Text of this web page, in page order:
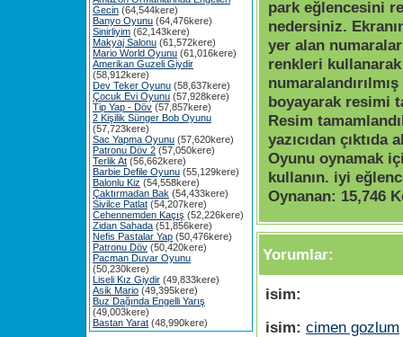
Gecin (64,544kere)
Banyo Oyunu (64,476kere)
Sinirliyim (62,143kere)
Makyaj Salonu (61,572kere)
Mario World Oyunu (61,016kere)
Amerikan Guzeli Giydir
(58,912kere)
Dev Teker Oyunu (58,637kere)
Çocuk Evi Oyunu (57,928kere)
Tip Yap - Döv (57,857kere)
2 Kişilik Sünger Bob Oyunu
(57,723kere)
Sac Yapma Oyunu (57,620kere)
Patronu Döv 2 (57,050kere)
Terlik At (56,662kere)
Barbie Defile Oyunu (55,129kere)
Balonlu Kiz (54,558kere)
Çaktırmadan Bak (54,433kere)
Sivilce Patlat (54,207kere)
Cehennemden Kaçış (52,226kere)
Zidan Sahada (51,856kere)
Nefis Pastalar Yap (50,476kere)
Patronu Döv (50,420kere)
Pacman Duvar Oyunu
(50,230kere)
Liseli Kız Giydir (49,833kere)
Asik Mario (49,395kere)
Buz Dağında Engelli Yarış
(49,003kere)
Bastan Yarat (48,990kere)
park eğlencesini
nedersiniz.
yer alan
renkleri
boyayarak resimi
Resim
yazıcıdan çıktıda
Oyunu oynamak
kullanın. iyi
Oynanan: 15,746
Yorumlar:
isim:
isim: cimen gozlum